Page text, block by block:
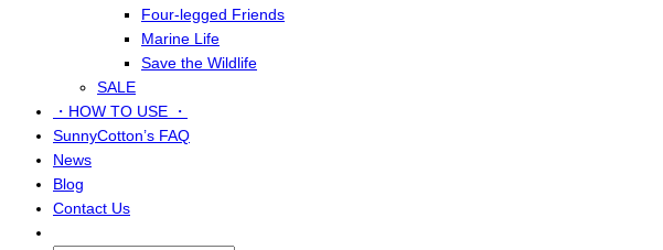
Four-legged Friends
Marine Life
Save the Wildlife
SALE
・HOW TO USE ・
SunnyCotton’s FAQ
News
Blog
Contact Us